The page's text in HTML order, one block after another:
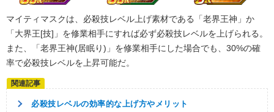
マイティマスクは、必殺技レベル上げ素材である「老界王神」か
「大界王[技]」を修業相手にすれば必ず必殺技レベルを上げられる。
また、「老界王神(居眠り)」を修業相手にした場合でも、30%の確
率で必殺技レベルを上昇可能だ。
必殺技レベルの効率的な上げ方やメリット